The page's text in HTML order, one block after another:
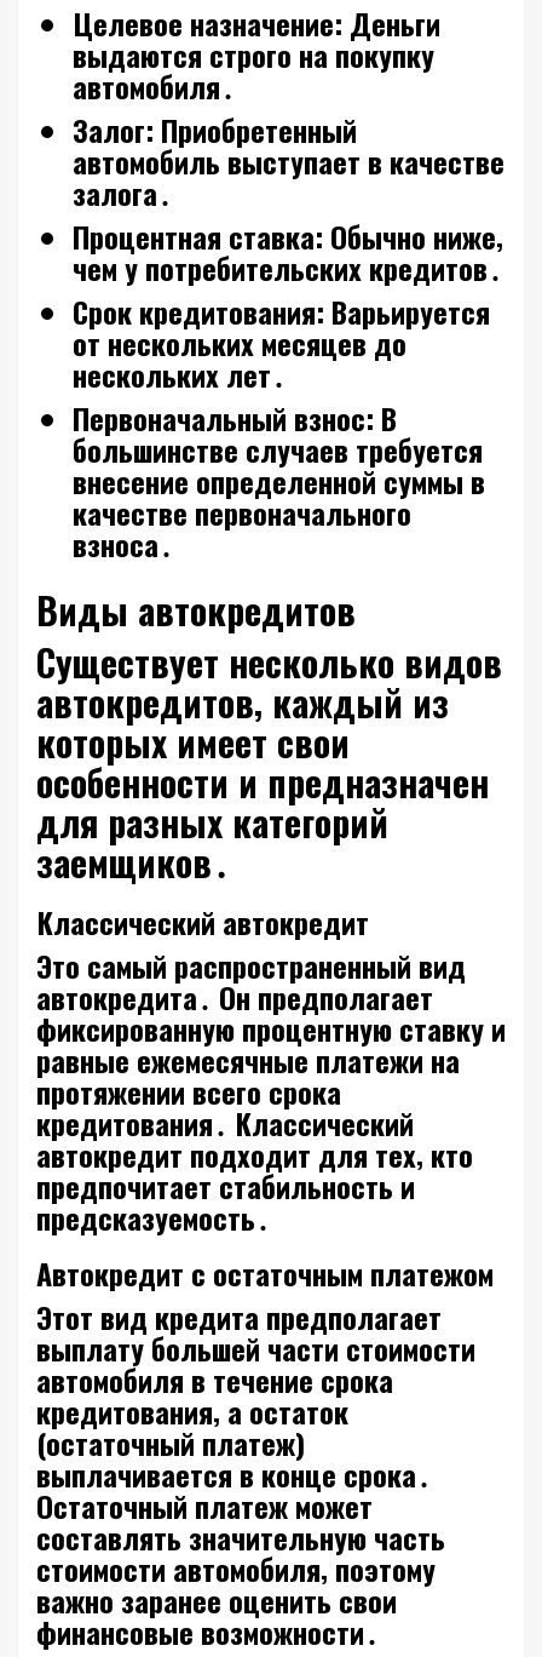
Целевое назначение: Деньги
выдаются строго на покупку
автомобиля․
Залог: Приобретенный
автомобиль выступает в качестве
залога․
Процентная ставка: Обычно ниже‚
чем у потребительских кредитов․
Срок кредитования: Варьируется
от нескольких месяцев до
нескольких лет․
Первоначальный взнос: В
большинстве случаев требуется
внесение определенной суммы в
качестве первоначального
взноса․
Виды автокредитов
Существует несколько видов
автокредитов‚ каждый из
которых имеет свои
особенности и предназначен
для разных категорий
заемщиков․
Классический автокредит
Это самый распространенный вид
автокредита․ Он предполагает
фиксированную процентную ставку и
равные ежемесячные платежи на
протяжении всего срока
кредитования․ Классический
автокредит подходит для тех‚ кто
предпочитает стабильность и
предсказуемость․
Автокредит с остаточным платежом
Этот вид кредита предполагает
выплату большей части стоимости
автомобиля в течение срока
кредитования‚ а остаток
(остаточный платеж)
выплачивается в конце срока․
Остаточный платеж может
составлять значительную часть
стоимости автомобиля‚ поэтому
важно заранее оценить свои
финансовые возможности․